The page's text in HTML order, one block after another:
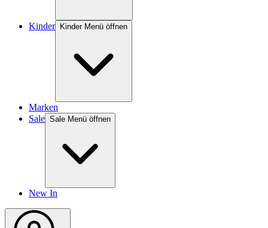
Kinder Kinder Menü öffnen
Marken
Sale Sale Menü öffnen
New In